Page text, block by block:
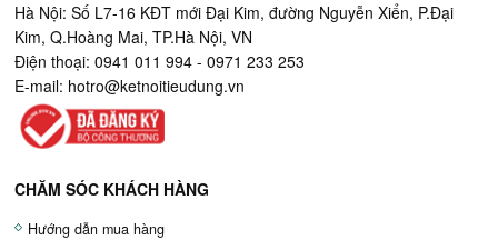
Hà Nội: Số L7-16 KĐT mới Đại Kim, đường Nguyễn Xiển, P.Đại
Kim, Q.Hoàng Mai, TP.Hà Nội, VN
Điện thoại: 0941 011 994 - 0971 233 253
E-mail: hotro@ketnoitieudung.vn
CHĂM SÓC KHÁCH HÀNG
Hướng dẫn mua hàng